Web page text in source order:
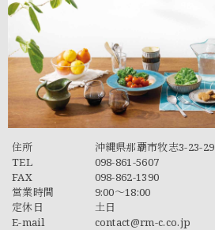
住所
沖縄県那覇市牧志3-23-29
TEL
098-861-5607
FAX
098-862-1390
営業時間
9:00～18:00
定休日
土日
E-mail
contact@rm-c.co.jp